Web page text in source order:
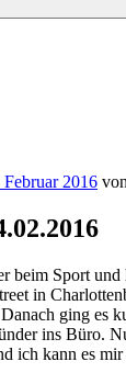
Februar 2016 von
beim Sport
in
ging es
ins Büro.
ich kann es